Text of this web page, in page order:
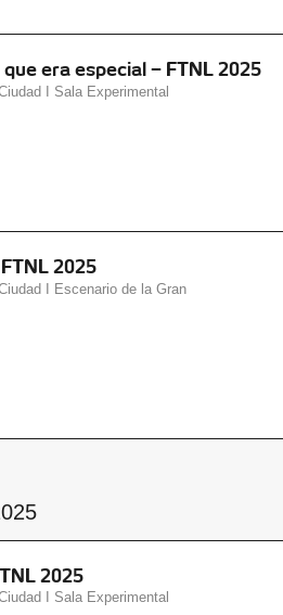
era especial – FTNL 2025
I Sala Experimental
2025
I Escenario de la Gran
2025
I Sala Experimental